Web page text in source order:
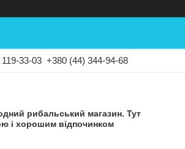
33-03 +380 (44) 344-94-68
рибальський магазин. Тут
і хорошим відпочинком